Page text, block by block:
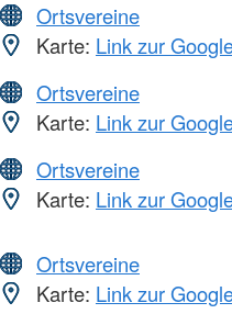
Ortsvereine
Karte: Link zur
Ortsvereine
Karte: Link zur
Ortsvereine
Karte: Link zur
Ortsvereine
Karte: Link zur